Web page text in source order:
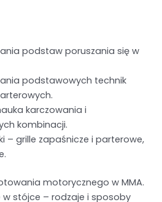
podstaw poruszania się w
podstawowych technik
karczowania i
kombinacji.
– grille zapaśnicze i parterowe,
motorycznego w MMA.
w stójce – rodzaje i sposoby